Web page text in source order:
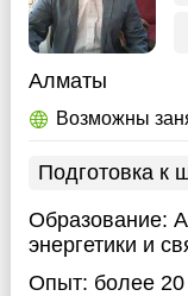
Алматы
Возможны
Подготовка к
Образование:
энергетики и
Опыт: более 20